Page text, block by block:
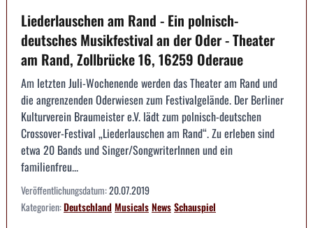
Liederlauschen am Rand - Ein polnisch-
deutsches Musikfestival an der Oder - Theater
am Rand, Zollbrücke 16, 16259 Oderaue
Am letzten Juli-Wochenende werden das Theater am Rand und
die angrenzenden Oderwiesen zum Festivalgelände. Der Berliner
Kulturverein Braumeister e.V. lädt zum polnisch-deutschen
Crossover-Festival „Liederlauschen am Rand“. Zu erleben sind
etwa 20 Bands und Singer/SongwriterInnen und ein
familienfreu...
Veröffentlichungsdatum:20.07.2019
Kategorien:DeutschlandMusicalsNewsSchauspiel